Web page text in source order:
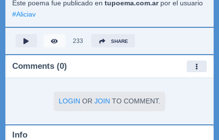
Este poema fue publicado en tupoema.com.arpor el usuario
#Aliciav
233 SHARE
Comments (0)
LOGIN OR JOIN TO COMMENT.
Info